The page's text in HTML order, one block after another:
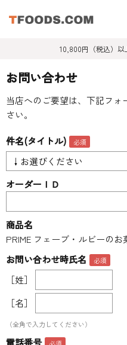
10,800円（税込）以
お問い合わせ
当店へのご要望は、下記フ
さい。
件名(タイトル)
オーダーＩＤ
商品名
PRIME フェーブ・ルビーのお
お問い合わせ時氏名
［姓］
［名］
（全角で入力してください）
電話番号